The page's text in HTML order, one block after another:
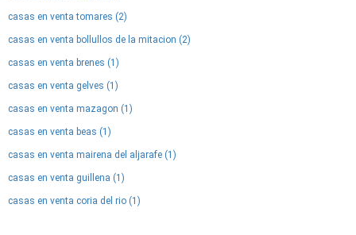
casas en venta tomares (2)
casas en venta bollullos de la mitacion (2)
casas en venta brenes (1)
casas en venta gelves (1)
casas en venta mazagon (1)
casas en venta beas (1)
casas en venta mairena del aljarafe (1)
casas en venta guillena (1)
casas en venta coria del rio (1)